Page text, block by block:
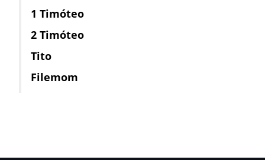
1 Timóteo
2 Timóteo
Tito
Filemom